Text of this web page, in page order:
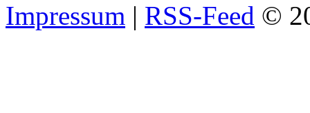
Impressum | RSS-Feed ©